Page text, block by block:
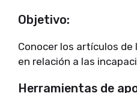
Objetivo:
Conocer los artículos de
en relación a las
Herramientas de